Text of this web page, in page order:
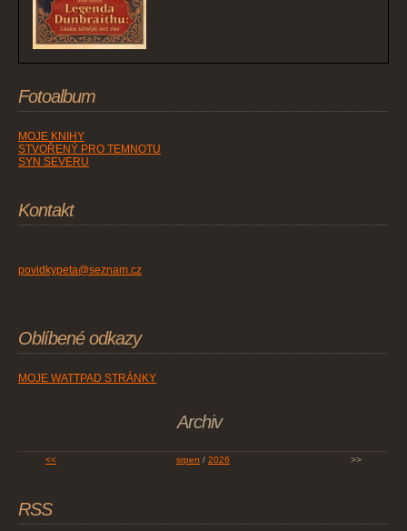
Fotoalbum
MOJE KNIHY
STVOŘENÝ PRO TEMNOTU
SYN SEVERU
Kontakt
povidkypeta@seznam.cz
Oblíbené odkazy
MOJE WATTPAD STRÁNKY
Archiv
<< srpen / 2026 >>
RSS